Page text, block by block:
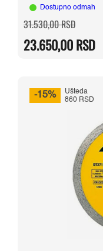
Dostupno odmah
31.530,00RSDcena
bila:
23.650,00RSD
cena
-15%
Ušteda
860 RSD